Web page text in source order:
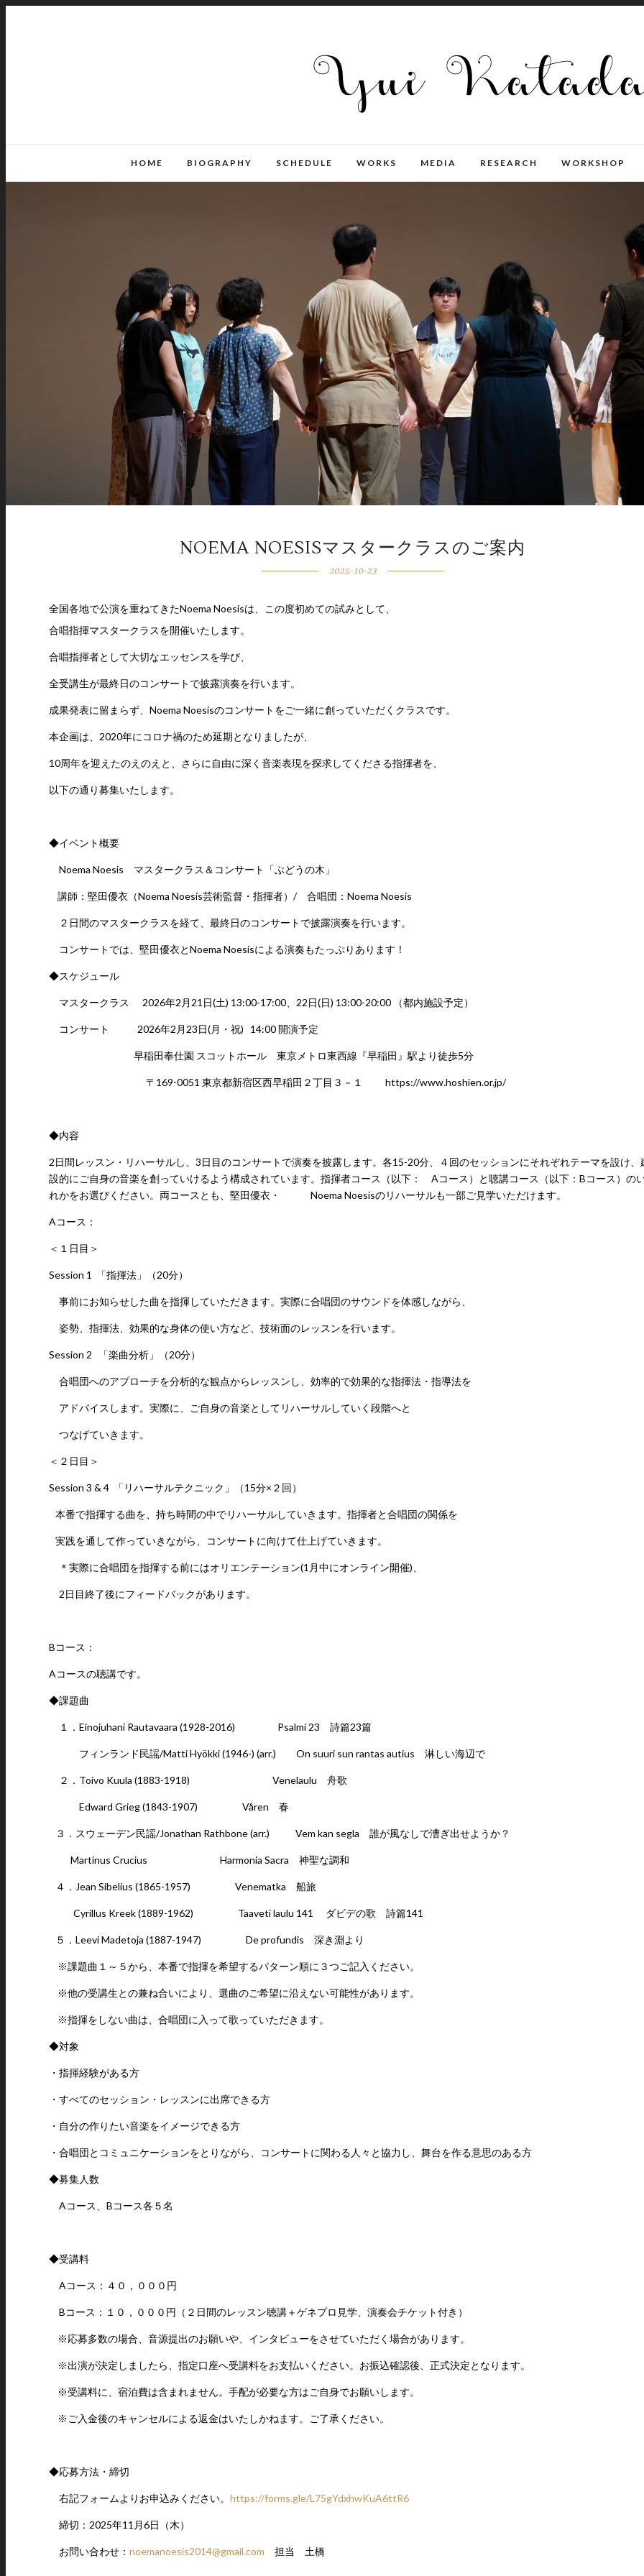
HOME BIOGRAPHY SCHEDULE WORKS MEDIA RESEARCH WORKSHOP
NOEMA NOESISマスタークラスのご案内
2025-10-23
全国各地で公演を重ねてきたNoema Noesisは、この度初めての試みとして、
合唱指揮マスタークラスを開催いたします。
合唱指揮者として大切なエッセンスを学び、
全受講生が最終日のコンサートで披露演奏を行います。
成果発表に留まらず、Noema Noesisのコンサートをご一緒に創っていただくクラスです。
本企画は、2020年にコロナ禍のため延期となりましたが、
10周年を迎えたのえのえと、さらに自由に深く音楽表現を探求してくださる指揮者を、
以下の通り募集いたします。
◆イベント概要
Noema Noesis マスタークラス＆コンサート「ぶどうの木」
講師：堅田優衣（Noema Noesis芸術監督・指揮者）/ 合唱団：Noema Noesis
２日間のマスタークラスを経て、最終日のコンサートで披露演奏を行います。
コンサートでは、堅田優衣とNoema Noesisによる演奏もたっぷりあります！
◆スケジュール
マスタークラス 2026年2月21日(土) 13:00-17:00、22日(日) 13:00-20:00 （都内施設予定）
コンサート 2026年2月23日(月・祝) 14:00 開演予定
早稲田奉仕園 スコットホール 東京メトロ東西線『早稲田』駅より徒歩5分
〒169-0051 東京都新宿区西早稲田２丁目３－１ https://www.hoshien.or.jp/
◆内容
2日間レッスン・リハーサルし、3日目のコンサートで演奏を披露します。各15-20分、４回のセッションにそれぞれテーマを設け、
設的にご自身の音楽を創っていけるよう構成されています。指揮者コース（以下： Aコース）と聴講コース（以下：Bコース）の
れかをお選びください。両コースとも、堅田優衣・ Noema Noesisのリハーサルも一部ご見学いただけます。
Aコース：
＜１日目＞
Session 1 「指揮法」（20分）
事前にお知らせした曲を指揮していただきます。実際に合唱団のサウンドを体感しながら、
姿勢、指揮法、効果的な身体の使い方など、技術面のレッスンを行います。
Session 2 「楽曲分析」（20分）
合唱団へのアプローチを分析的な観点からレッスンし、効率的で効果的な指揮法・指導法を
アドバイスします。実際に、ご自身の音楽としてリハーサルしていく段階へと
つなげていきます。
＜２日目＞
Session 3 & 4 「リハーサルテクニック」（15分×２回）
本番で指揮する曲を、持ち時間の中でリハーサルしていきます。指揮者と合唱団の関係を
実践を通して作っていきながら、コンサートに向けて仕上げていきます。
＊実際に合唱団を指揮する前にはオリエンテーション(1月中にオンライン開催)、
2日目終了後にフィードバックがあります。
Bコース：
Aコースの聴講です。
◆課題曲
１．Einojuhani Rautavaara (1928-2016) Psalmi 23 詩篇23篇
フィンランド民謡/Matti Hyökki (1946-) (arr.) On suuri sun rantas autius 淋しい海辺で
２．Toivo Kuula (1883-1918) Venelaulu 舟歌
Edward Grieg (1843-1907) Våren 春
３．スウェーデン民謡/Jonathan Rathbone (arr.) Vem kan segla 誰が風なしで漕ぎ出せようか？
Martinus Crucius Harmonia Sacra 神聖な調和
４．Jean Sibelius (1865-1957) Venematka 船旅
Cyrillus Kreek (1889-1962) Taaveti laulu 141 ダビデの歌 詩篇141
５．Leevi Madetoja (1887-1947) De profundis 深き淵より
※課題曲１～５から、本番で指揮を希望するパターン順に３つご記入ください。
※他の受講生との兼ね合いにより、選曲のご希望に沿えない可能性があります。
※指揮をしない曲は、合唱団に入って歌っていただきます。
◆対象
・指揮経験がある方
・すべてのセッション・レッスンに出席できる方
・自分の作りたい音楽をイメージできる方
・合唱団とコミュニケーションをとりながら、コンサートに関わる人々と協力し、舞台を作る意思のある方
◆募集人数
Aコース、Bコース各５名
◆受講料
Aコース：４０，０００円
Bコース：１０，０００円（２日間のレッスン聴講＋ゲネプロ見学、演奏会チケット付き）
※応募多数の場合、音源提出のお願いや、インタビューをさせていただく場合があります。
※出演が決定しましたら、指定口座へ受講料をお支払いください。お振込確認後、正式決定となります。
※受講料に、宿泊費は含まれません。手配が必要な方はご自身でお願いします。
※ご入金後のキャンセルによる返金はいたしかねます。ご了承ください。
◆応募方法・締切
右記フォームよりお申込みください。 https://forms.gle/L75gYdxhwKuA6ttR6
締切：2025年11月6日（木）
お問い合わせ： noemanoesis2014@gmail.com 担当 土橋